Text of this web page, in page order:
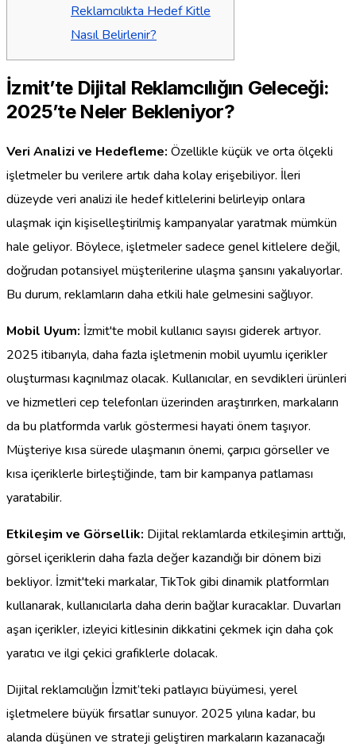
Reklamcılıkta Hedef Kitle
Nasıl Belirlenir?
İzmit’te Dijital Reklamcılığın Geleceği:
2025’te Neler Bekleniyor?
Veri Analizi ve Hedefleme: Özellikle küçük ve orta ölçekli
işletmeler bu verilere artık daha kolay erişebiliyor. İleri
düzeyde veri analizi ile hedef kitlelerini belirleyip onlara
ulaşmak için kişiselleştirilmiş kampanyalar yaratmak mümkün
hale geliyor. Böylece, işletmeler sadece genel kitlelere değil,
doğrudan potansiyel müşterilerine ulaşma şansını yakalıyorlar.
Bu durum, reklamların daha etkili hale gelmesini sağlıyor.
Mobil Uyum: İzmit'te mobil kullanıcı sayısı giderek artıyor.
2025 itibarıyla, daha fazla işletmenin mobil uyumlu içerikler
oluşturması kaçınılmaz olacak. Kullanıcılar, en sevdikleri ürünleri
ve hizmetleri cep telefonları üzerinden araştırırken, markaların
da bu platformda varlık göstermesi hayati önem taşıyor.
Müşteriye kısa sürede ulaşmanın önemi, çarpıcı görseller ve
kısa içeriklerle birleştiğinde, tam bir kampanya patlaması
yaratabilir.
Etkileşim ve Görsellik: Dijital reklamlarda etkileşimin arttığı,
görsel içeriklerin daha fazla değer kazandığı bir dönem bizi
bekliyor. İzmit'teki markalar, TikTok gibi dinamik platformları
kullanarak, kullanıcılarla daha derin bağlar kuracaklar. Duvarları
aşan içerikler, izleyici kitlesinin dikkatini çekmek için daha çok
yaratıcı ve ilgi çekici grafiklerle dolacak.
Dijital reklamcılığın İzmit’teki patlayıcı büyümesi, yerel
işletmelere büyük fırsatlar sunuyor. 2025 yılına kadar, bu
alanda düşünen ve strateji geliştiren markaların kazanacağı